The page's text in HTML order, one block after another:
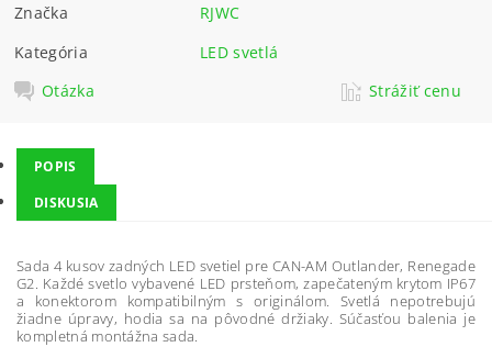
Značka
RJWC
Kategória
LED svetlá
Otázka
Strážiť cenu
POPIS
DISKUSIA
Sada 4 kusov zadných LED svetiel pre CAN-AM Outlander, Renegade
G2. Každé svetlo vybavené LED prsteňom, zapečateným krytom IP67
a konektorom kompatibilným s originálom. Svetlá nepotrebujú
žiadne úpravy, hodia sa na pôvodné držiaky. Súčasťou balenia je
kompletná montážna sada.